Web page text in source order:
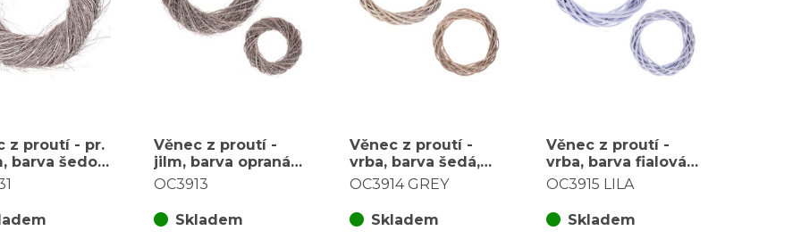
z proutí - pr.
barva šedo-
Věnec z proutí -
jilm, barva opraná
šedo-bílá, cena za
OC3913
Skladem
Věnec z proutí -
vrba, barva šedá,
cena za sadu 2 ks
OC3914 GREY
Skladem
Věnec z proutí -
vrba, barva fialová,
cena za sadu 2 ks
OC3915 LILA
Skladem